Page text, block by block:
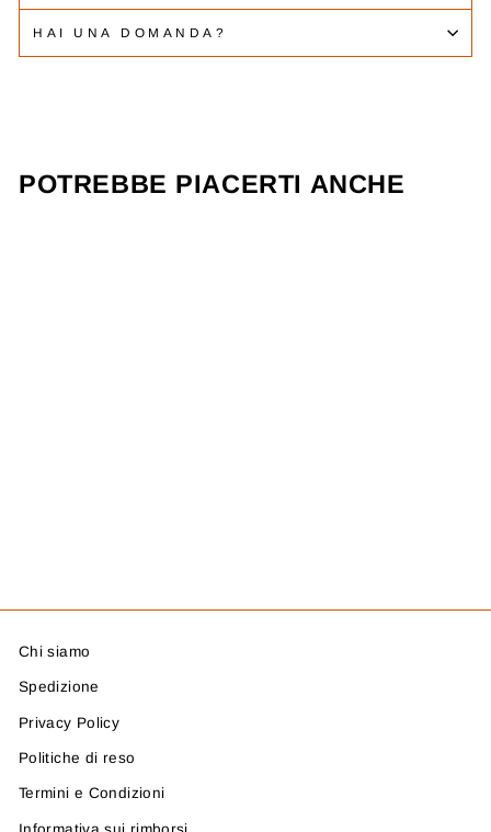
HAI UNA DOMANDA?
POTREBBE PIACERTI ANCHE
Chi siamo
Spedizione
Privacy Policy
Politiche di reso
Termini e Condizioni